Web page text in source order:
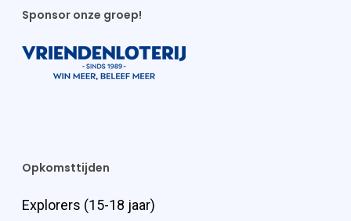
Sponsor onze groep!
Opkomsttijden
Explorers (15-18 jaar)